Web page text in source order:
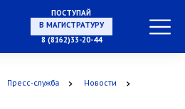
ПОСТУПАЙ
НА СПЕЦИАЛИТЕТ
8 (8162)33-20-44
Пресс-служба Новости